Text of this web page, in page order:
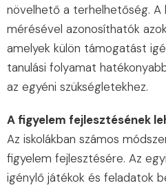
növelhető a terhelhetőség. A
mérésével azonosíthatók
amelyek külön támogatást
tanulási folyamat
az egyéni szükségletekhez.
A figyelem fejlesztésének
Az iskolákban számos
figyelem fejlesztésére. Az
igénylő játékok és feladatok